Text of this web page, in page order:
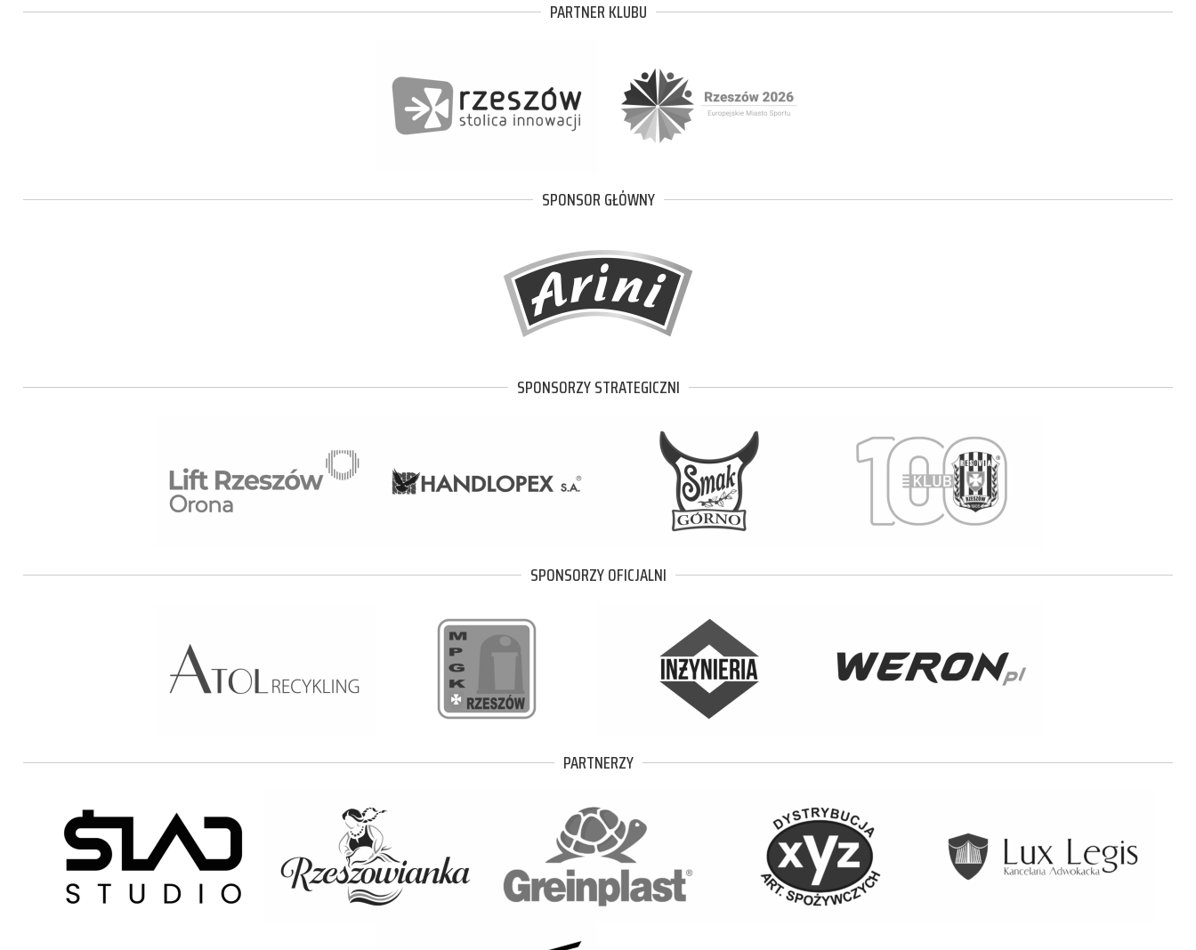
PARTNER KLUBU
SPONSOR GŁÓWNY
SPONSORZY STRATEGICZNI
SPONSORZY OFICJALNI
PARTNERZY